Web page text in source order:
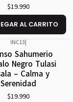
$19.990
AL CARRITO
INC13
Sahumerio
Negro Tulasi
– Calma y
Serenidad
$19.990